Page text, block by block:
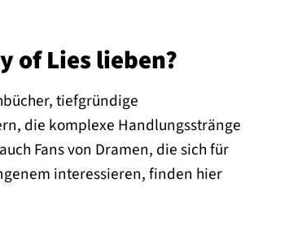
of Lies lieben?
tiefgründige
die komplexe Handlungsstränge
Fans von Dramen, die sich für
interessieren, finden hier